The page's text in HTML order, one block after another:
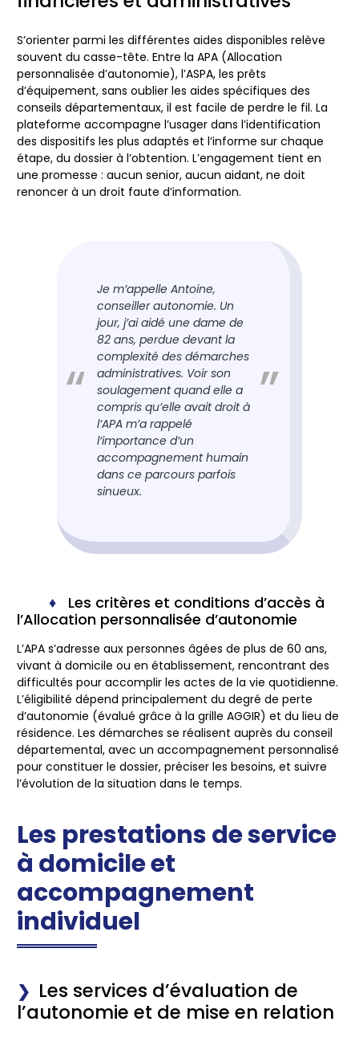
S’orienter parmi les différentes aides disponibles relève
souvent du casse-tête. Entre la APA (Allocation
personnalisée d’autonomie), l’ASPA, les prêts
d’équipement, sans oublier les aides spécifiques des
conseils départementaux, il est facile de perdre le fil. La
plateforme accompagne l’usager dans l’identification
des dispositifs les plus adaptés et l’informe sur chaque
étape, du dossier à l’obtention. L’engagement tient en
une promesse : aucun senior, aucun aidant, ne doit
renoncer à un droit faute d’information.
Je m’appelle Antoine,
conseiller autonomie. Un
jour, j’ai aidé une dame de
82 ans, perdue devant la
complexité des démarches
administratives. Voir son
soulagement quand elle a
compris qu’elle avait droit à
l’APA m’a rappelé
l’importance d’un
accompagnement humain
dans ce parcours parfois
sinueux.
Les critères et conditions d’accès à
l’Allocation personnalisée d’autonomie
L’APA s’adresse aux personnes âgées de plus de 60 ans,
vivant à domicile ou en établissement, rencontrant des
difficultés pour accomplir les actes de la vie quotidienne.
L’éligibilité dépend principalement du degré de perte
d’autonomie (évalué grâce à la grille AGGIR) et du lieu de
résidence. Les démarches se réalisent auprès du conseil
départemental, avec un accompagnement personnalisé
pour constituer le dossier, préciser les besoins, et suivre
l’évolution de la situation dans le temps.
Les prestations de service
à domicile et
accompagnement
individuel
Les services d’évaluation de
l’autonomie et de mise en relation